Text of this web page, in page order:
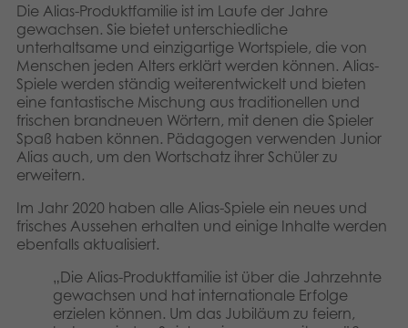
Die Alias-Produktfamilie ist im Laufe der Jahre
gewachsen. Sie bietet unterschiedliche
unterhaltsame und einzigartige Wortspiele, die von
Menschen jeden Alters erklärt werden können. Alias-
Spiele werden ständig weiterentwickelt und bieten
eine fantastische Mischung aus traditionellen und
frischen brandneuen Wörtern, mit denen die Spieler
Spaß haben können. Pädagogen verwenden Junior
Alias ​​auch, um den Wortschatz ihrer Schüler zu
erweitern.
Im Jahr 2020 haben alle Alias-Spiele ein neues und
frisches Aussehen erhalten und einige Inhalte werden
ebenfalls aktualisiert.
„Die Alias-Produktfamilie ist über die Jahrzehnte
gewachsen und hat internationale Erfolge
erzielen können. Um das Jubiläum zu feiern,